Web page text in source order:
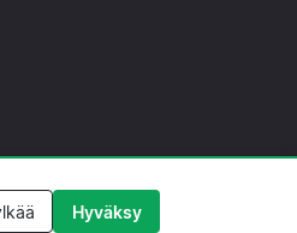
käytäntö
Hyväksy